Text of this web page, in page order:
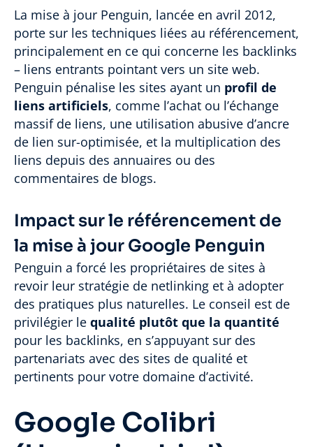
La mise à jour Penguin, lancée en avril 2012,
porte sur les techniques liées au référencement,
principalement en ce qui concerne les backlinks
– liens entrants pointant vers un site web.
Penguin pénalise les sites ayant un profil de
liens artificiels, comme l’achat ou l’échange
massif de liens, une utilisation abusive d’ancre
de lien sur-optimisée, et la multiplication des
liens depuis des annuaires ou des
commentaires de blogs.
Impact sur le référencement de
la mise à jour Google Penguin
Penguin a forcé les propriétaires de sites à
revoir leur stratégie de netlinking et à adopter
des pratiques plus naturelles. Le conseil est de
privilégier le qualité plutôt que la quantité
pour les backlinks, en s’appuyant sur des
partenariats avec des sites de qualité et
pertinents pour votre domaine d’activité.
Google Colibri